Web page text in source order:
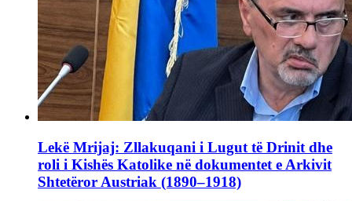
Lekë Mrijaj: Zllakuqani i Lugut të Drinit dhe
roli i Kishës Katolike në dokumentet e Arkivit
Shtetëror Austriak (1890–1918)